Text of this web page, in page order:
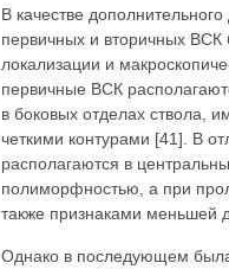
В качестве
первичных и вторичных
локализации и
первичные ВСК
в боковых отделах ствола,
четкими контурами [41]. В
располагаются в
полиморфностью, а при
также признаками меньшей
Однако в последующем